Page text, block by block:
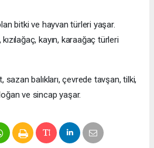
bitki ve hayvan türleri yaşar.
kayın, karaağaç türleri
sazan balıkları, çevrede tavşan, tilki,
ve sincap yaşar.